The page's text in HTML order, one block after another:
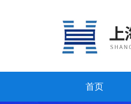
首页